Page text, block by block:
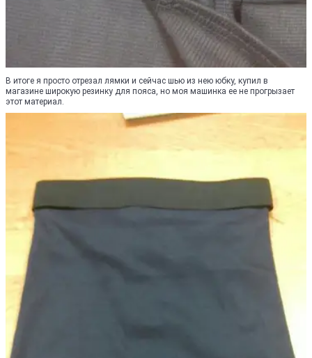
В итоге я просто отрезал лямки и сейчас шью из нею юбку, купил в
магазине широкую резинку для пояса, но моя машинка ее не прогрызает
этот материал.